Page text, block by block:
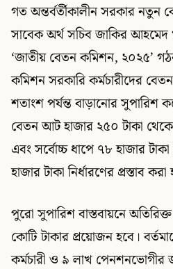
গত অন্তর্বর্তীকালীন সরকার নতুন
সাবেক অর্থ সচিব জাকির আহমেদ
‘জাতীয় বেতন কমিশন, ২০২৫’
কমিশন সরকারি কর্মচারীদের
শতাংশ পর্যন্ত বাড়ানোর সুপারিশ
বেতন আট হাজার ২৫০ টাকা থেকে
এবং সর্বোচ্চ ধাপে ৭৮ হাজার
হাজার টাকা নির্ধারণের প্রস্তাব
পুরো সুপারিশ বাস্তবায়নে
কোটি টাকার প্রয়োজন হবে।
কর্মচারী ও ৯ লাখ